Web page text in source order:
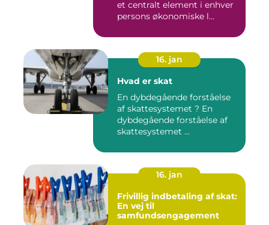
et centralt element i enhver
persons økonomiske l...
16. jan
Hvad er skat
En dybdegående forståelse
af skattesystemet ? En
dybdegående forståelse af
skattesystemet ...
16. jan
Frivillig indbetaling af skat:
En vej til
samfundsengagement